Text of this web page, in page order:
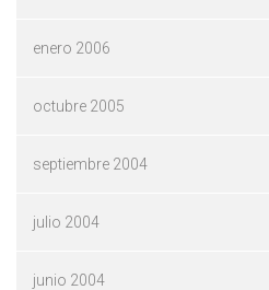
enero 2006
octubre 2005
septiembre 2004
julio 2004
junio 2004